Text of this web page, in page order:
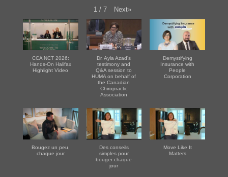
1 / 7 Next»
CCA NCT 2026:
Hands-On Halifax
Highlight Video
Dr. Ayla Azad's
testimony and
Q&A session to
HUMA on behalf of
the Canadian
Chiropractic
Association
Demystifying
Insurance with
People
Corporation
Bougez un peu,
chaque jour
Des conseils
simples pour
bouger chaque
jour
Move Like It
Matters